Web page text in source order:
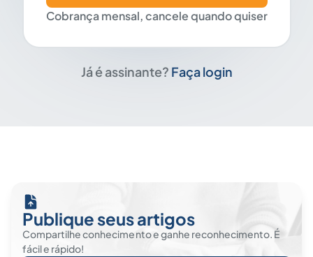
Cobrança mensal, cancele quando quiser
Já é assinante? Faça login
Publique seus artigos
Compartilhe conhecimento e ganhe reconhecimento. É
fácil e rápido!